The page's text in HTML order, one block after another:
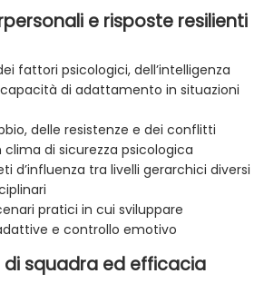
e risposte resilienti
fattori psicologici, dell’intelligenza
di adattamento in situazioni
delle resistenze e dei conflitti
di sicurezza psicologica
d’influenza tra livelli gerarchici diversi
pratici in cui sviluppare
e controllo emotivo
squadra ed efficacia